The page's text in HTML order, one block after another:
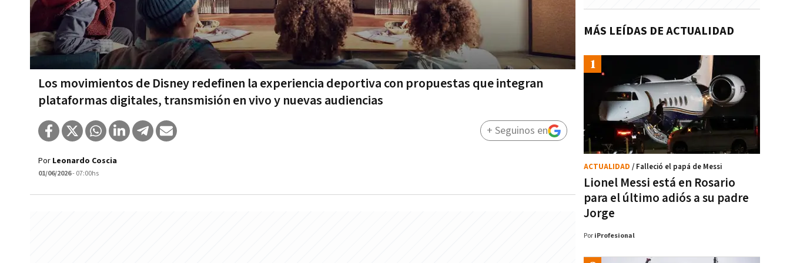
Los movimientos de Disney redefinen la experiencia deportiva con propuestas que integran
plataformas digitales, transmisión en vivo y nuevas audiencias
Por Leonardo Coscia
01/06/2026- 07:00hs
+ Seguinos en
MÁS LEÍDAS DE ACTUALIDAD
Lionel Messi está en Rosario
para el último adiós a su padre
Jorge
ACTUALIDAD / Falleció el papá de Messi
Por iProfesional